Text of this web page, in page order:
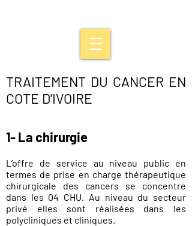
TRAITEMENT DU CANCER EN
COTE D'IVOIRE
1- La chirurgie
L’offre de service au niveau public en
termes de prise en charge thérapeutique
chirurgicale des cancers se concentre
dans les 04 CHU. Au niveau du secteur
privé elles sont réalisées dans les
polycliniques et cliniques.